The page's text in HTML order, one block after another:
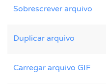
Sobrescrever arquivo
Duplicar arquivo
Carregar arquivo GIF